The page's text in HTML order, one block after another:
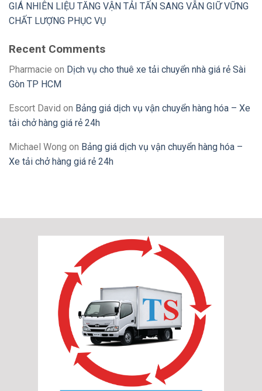
GIÁ NHIÊN LIỆU TĂNG VẬN TẢI TẤN SANG VẪN GIỮ VỮNG
CHẤT LƯỢNG PHỤC VỤ
Recent Comments
Pharmacie on Dịch vụ cho thuê xe tải chuyển nhà giá rẻ Sài
Gòn TP HCM
Escort David on Bảng giá dịch vụ vận chuyển hàng hóa – Xe
tải chở hàng giá rẻ 24h
Michael Wong on Bảng giá dịch vụ vận chuyển hàng hóa –
Xe tải chở hàng giá rẻ 24h